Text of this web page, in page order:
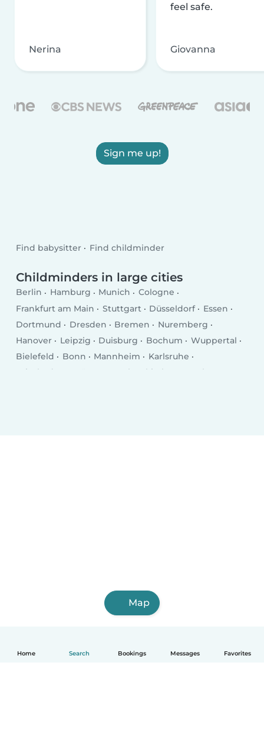
Home Search Bookings Messages Favorites
Nerina
feel safe.
Giovanna
Sign me up!
Find babysitter Find childminder
Childminders in large cities
Berlin Hamburg Munich
Cologne
Frankfurt am Main
Stuttgart Düsseldorf
Essen
Dortmund
Dresden Bremen
Nuremberg
Hanover
Leipzig Duisburg Bochum
Wuppertal
Bielefeld
Bonn Mannheim
Karlsruhe
Wiesbaden
Gelsenkirchen
Aachen
Map